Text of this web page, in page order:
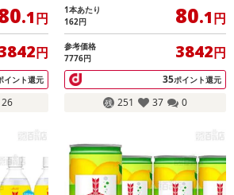
.1円
円
イント還元
26
1本あたり
162円 80.1円
参考価格
7776円
3842円
35ポイント還元
251 37 0